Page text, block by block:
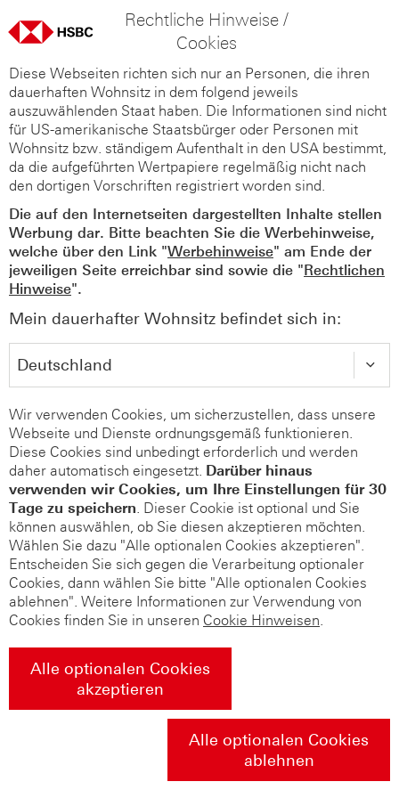
Rechtliche Hinweise /
Cookies
Diese Webseiten richten sich nur an Personen, die ihren
dauerhaften Wohnsitz in dem folgend jeweils
auszuwählenden Staat haben. Die Informationen sind nicht
für US-amerikanische Staatsbürger oder Personen mit
Wohnsitz bzw. ständigem Aufenthalt in den USA bestimmt,
da die aufgeführten Wertpapiere regelmäßig nicht nach
den dortigen Vorschriften registriert worden sind.
Die auf den Internetseiten dargestellten Inhalte stellen
Werbung dar. Bitte beachten Sie die Werbehinweise,
welche über den Link "Werbehinweise" am Ende der
jeweiligen Seite erreichbar sind sowie die "Rechtlichen
Hinweise".
Mein dauerhafter Wohnsitz befindet sich in:
Wir verwenden Cookies, um sicherzustellen, dass unsere
Webseite und Dienste ordnungsgemäß funktionieren.
Diese Cookies sind unbedingt erforderlich und werden
daher automatisch eingesetzt. Darüber hinaus
verwenden wir Cookies, um Ihre Einstellungen für 30
Tage zu speichern. Dieser Cookie ist optional und Sie
können auswählen, ob Sie diesen akzeptieren möchten.
Wählen Sie dazu "Alle optionalen Cookies akzeptieren".
Entscheiden Sie sich gegen die Verarbeitung optionaler
Cookies, dann wählen Sie bitte "Alle optionalen Cookies
ablehnen". Weitere Informationen zur Verwendung von
Cookies finden Sie in unseren Cookie Hinweisen.
Alle optionalen Cookies
akzeptieren
Alle optionalen Cookies
ablehnen